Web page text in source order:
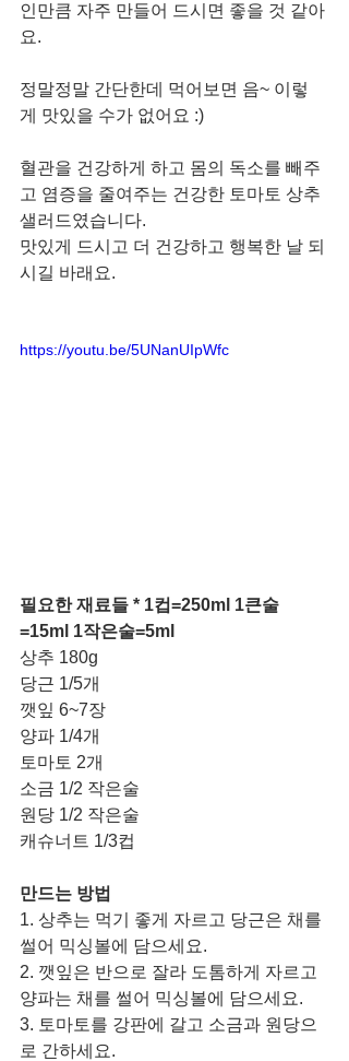
인만큼 자주 만들어 드시면 좋을 것 같아
요.
정말정말 간단한데 먹어보면 음~ 이렇
게 맛있을 수가 없어요 :)
혈관을 건강하게 하고 몸의 독소를 빼주
고 염증을 줄여주는 건강한 토마토 상추
샐러드였습니다.
맛있게 드시고 더 건강하고 행복한 날 되
시길 바래요.
https://youtu.be/5UNanUIpWfc
필요한 재료들 * 1컵=250ml 1큰술
=15ml 1작은술=5ml
상추 180g
당근 1/5개
깻잎 6~7장
양파 1/4개
토마토 2개
소금 1/2 작은술
원당 1/2 작은술
캐슈너트 1/3컵
만드는 방법
1. 상추는 먹기 좋게 자르고 당근은 채를
썰어 믹싱볼에 담으세요.
2. 깻잎은 반으로 잘라 도톰하게 자르고
양파는 채를 썰어 믹싱볼에 담으세요.
3. 토마토를 강판에 갈고 소금과 원당으
로 간하세요.